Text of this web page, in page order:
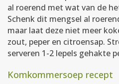
al roerend met wat van de
Schenk dit mengsel al
maar laat deze niet meer
zout, peper en citroensap.
serveren 1-2 lepels gehakte
Komkommersoep recept